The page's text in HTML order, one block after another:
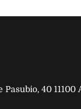
Pasubio, 40 11100